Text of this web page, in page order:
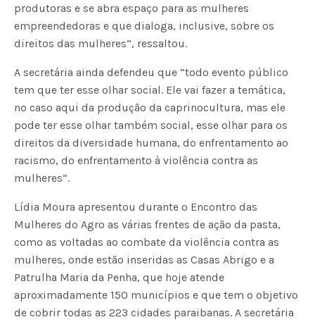
produtoras e se abra espaço para as mulheres
empreendedoras e que dialoga, inclusive, sobre os
direitos das mulheres”, ressaltou.
A secretária ainda defendeu que “todo evento público
tem que ter esse olhar social. Ele vai fazer a temática,
no caso aqui da produção da caprinocultura, mas ele
pode ter esse olhar também social, esse olhar para os
direitos da diversidade humana, do enfrentamento ao
racismo, do enfrentamento à violência contra as
mulheres”.
Lídia Moura apresentou durante o Encontro das
Mulheres do Agro as várias frentes de ação da pasta,
como as voltadas ao combate da violência contra as
mulheres, onde estão inseridas as Casas Abrigo e a
Patrulha Maria da Penha, que hoje atende
aproximadamente 150 municípios e que tem o objetivo
de cobrir todas as 223 cidades paraibanas. A secretária